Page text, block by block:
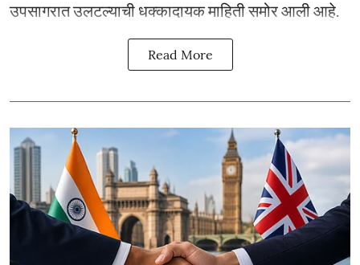
उपसागरात उलटल्याची धक्कादायक माहिती समोर आली आहे.
Read More